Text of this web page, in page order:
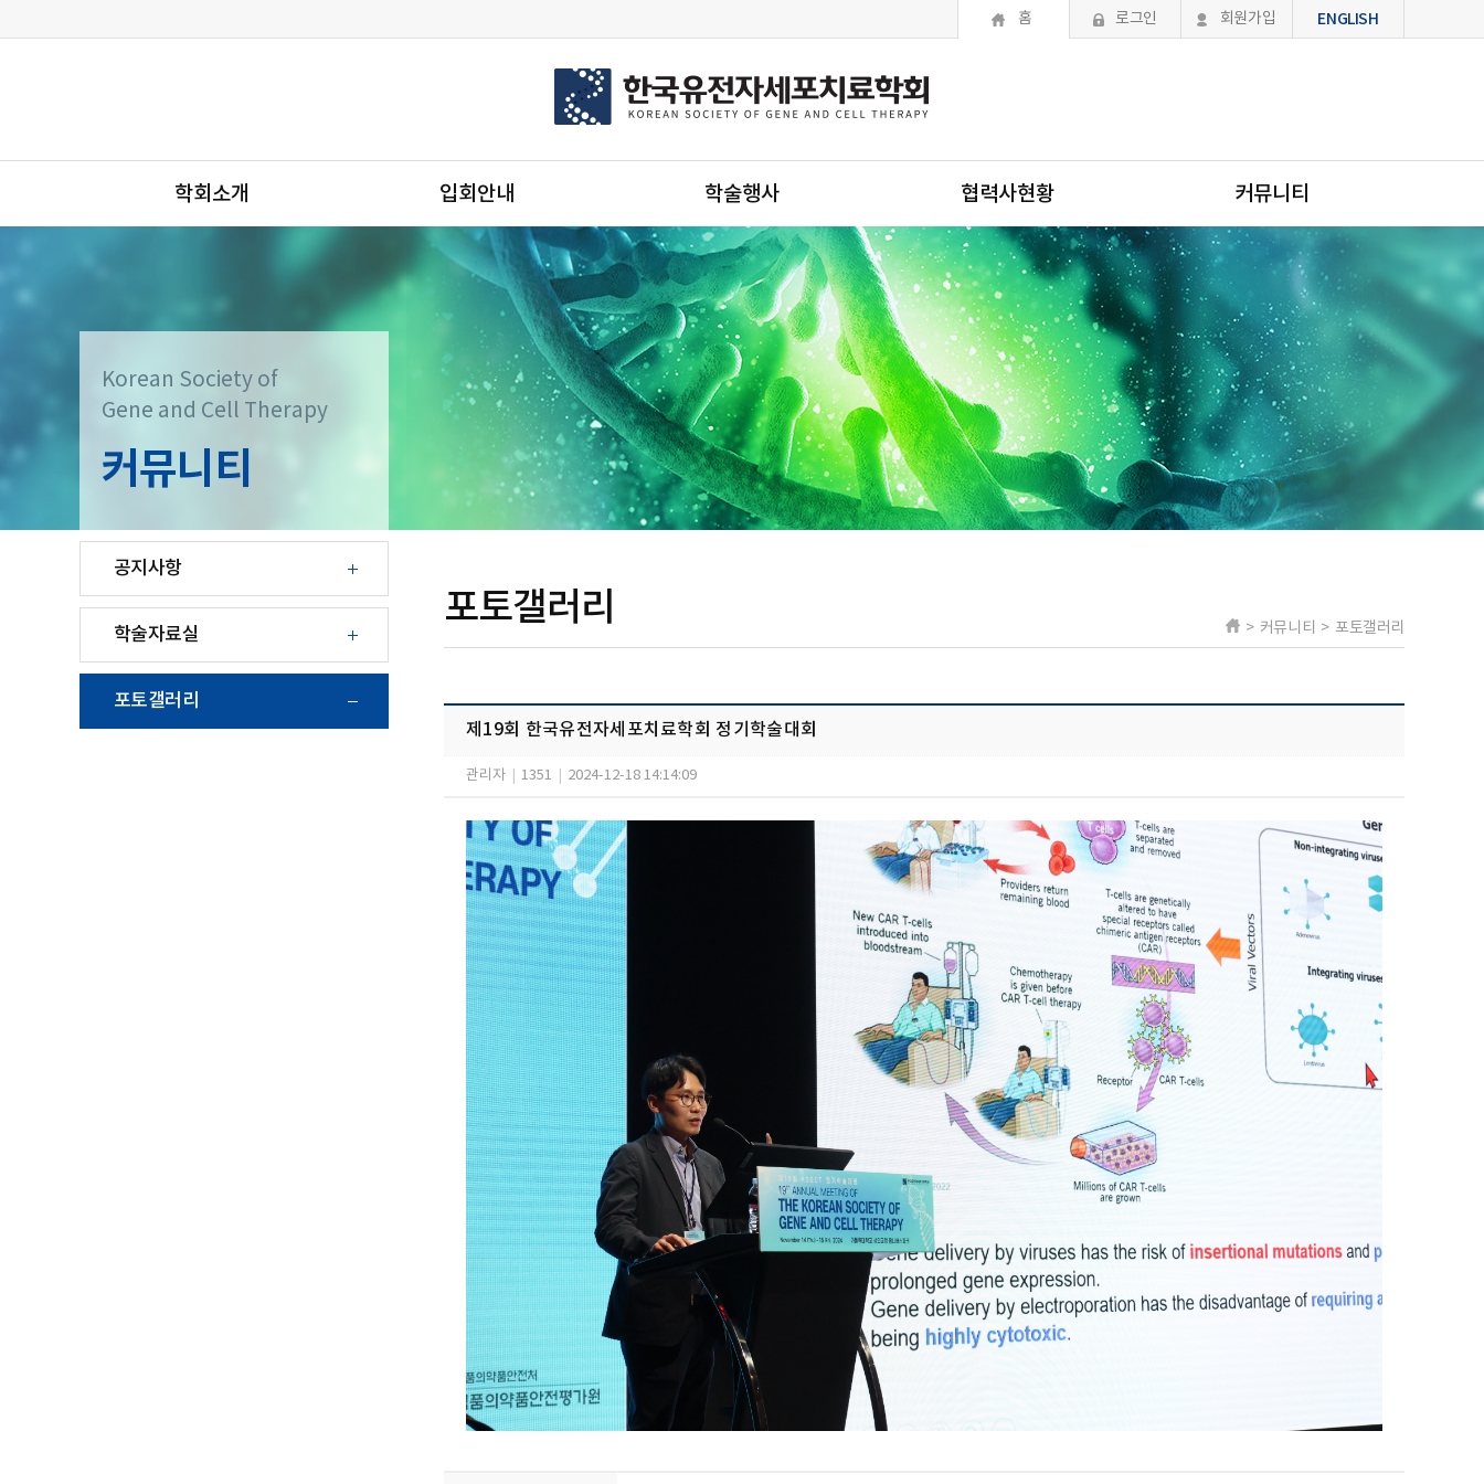
홈 로그인 회원가입 ENGLISH
학회소개 입회안내 학술행사 협력사현황 커뮤니티
Korean Society of
Gene and Cell Therapy
커뮤니티
공지사항
학술자료실
포토갤러리
포토갤러리 > 커뮤니티 > 포토갤러리
제19회 한국유전자세포치료학회 정기학술대회
관리자 1351 2024-12-18 14:14:09